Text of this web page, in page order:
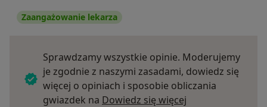
Zaangażowanie lekarza
Sprawdzamy wszystkie opinie. Moderujemy
je zgodnie z naszymi zasadami, dowiedz się
więcej o opiniach i sposobie obliczania
gwiazdek na Dowiedz się więcej